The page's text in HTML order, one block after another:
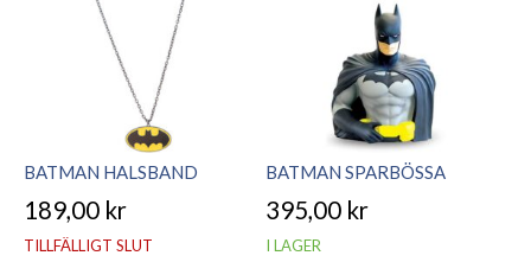
BATMAN HALSBAND
189,00 kr
TILLFÄLLIGT SLUT
BATMAN SPARBÖSSA
395,00 kr
I LAGER